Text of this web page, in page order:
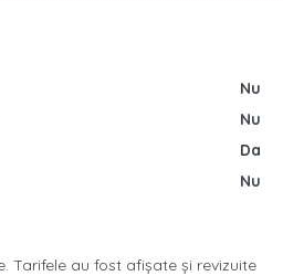
Nu
Nu
Da
Nu
Tarifele au fost afișate și revizuite